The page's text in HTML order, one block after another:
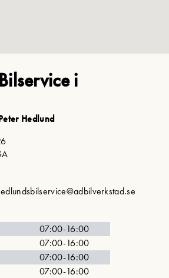
i
Hedlund
07:00-16:00
07:00-16:00
07:00-16:00
07:00-16:00